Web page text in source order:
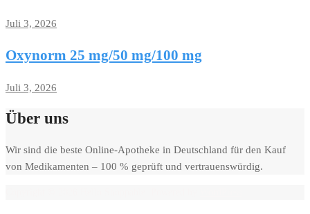
Juli 3, 2026
Oxynorm 25 mg/50 mg/100 mg
Juli 3, 2026
Über uns
Wir sind die beste Online-Apotheke in Deutschland für den Kauf
von Medikamenten – 100 % geprüft und vertrauenswürdig.